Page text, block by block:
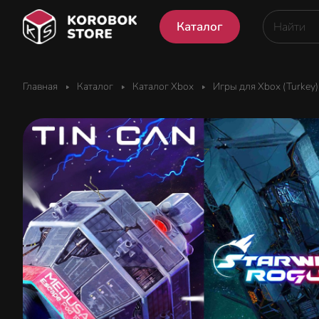
Каталог
Главная Каталог Каталог Xbox Игры для Xbox (Turkey)